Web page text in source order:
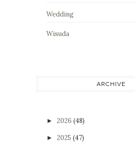
Wedding
Wisuda
ARCHIVE
► 2026 (48)
► 2025 (47)